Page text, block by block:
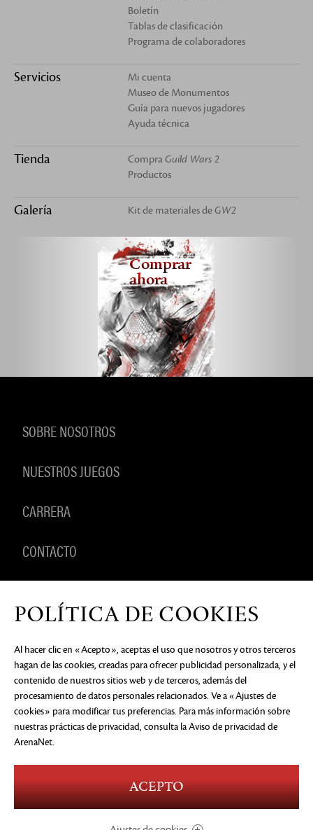
Boletín
Tablas de clasificación
Programa de colaboradores
Servicios
Mi cuenta
Museo de Monumentos
Guía para nuevos jugadores
Ayuda técnica
Tienda CompraGuild Wars 2
Productos
Galería Kit de materiales deGW2
Comprar
ahora
SOBRE NOSOTROS
NUESTROS JUEGOS
CARRERA
CONTACTO
AVISO DE PRIVACIDAD DOCUMENTOS LEGALES
NO
VENDER NI COMPARTIR MI INFORMACIÓN
PERSONAL
PREFERENCIAS DE COOKIES
©2026 ArenaNet, LLC. Reservados todos los
derechos. Todas las marcas comerciales son
propiedad de sus respectivos dueños.
Blood and Gore
Use of Alcohol
Violence
POLÍTICA DE COOKIES
Al hacer clic en «Acepto», aceptas el uso que nosotros y otros terceros
hagan de las cookies, creadas para ofrecer publicidad personalizada, y el
contenido de nuestros sitios web y de terceros, además del
procesamiento de datos personales relacionados. Ve a «Ajustes de
cookies» para modificar tus preferencias. Para más información sobre
nuestras prácticas de privacidad, consulta la Aviso de privacidad de
ArenaNet.
ACEPTO